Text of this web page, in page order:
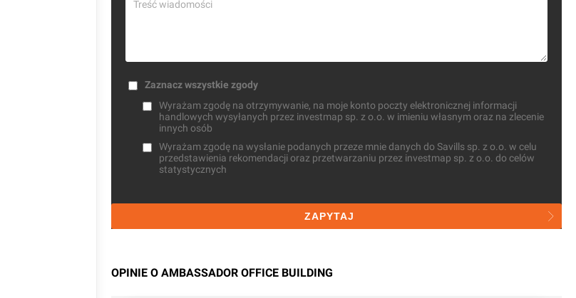
Zaznacz wszystkie zgody
Wyrażam zgodę na otrzymywanie, na moje konto poczty elektronicznej informacji
handlowych wysyłanych przez investmap sp. z o.o. w imieniu własnym oraz na zlecenie
innych osób
Wyrażam zgodę na wysłanie podanych przeze mnie danych do Savills sp. z o.o. w celu
przedstawienia rekomendacji oraz przetwarzaniu przez investmap sp. z o.o. do celów
statystycznych
ZAPYTAJ
OPINIE O AMBASSADOR OFFICE BUILDING